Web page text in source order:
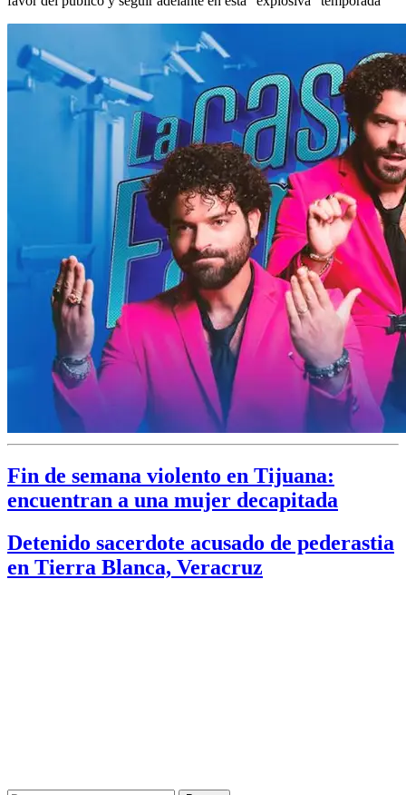
Fin de semana violento en Tijuana:
encuentran a una mujer decapitada
Detenido sacerdote acusado de pederastia
en Tierra Blanca, Veracruz